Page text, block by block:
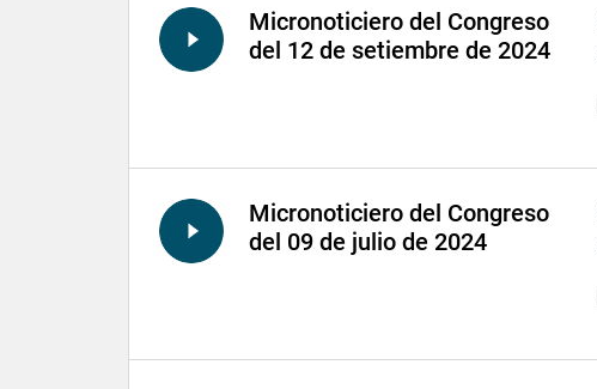
Micronoticiero del Congreso
del 12 de setiembre de 2024
Micronoticiero del Congreso
del 09 de julio de 2024